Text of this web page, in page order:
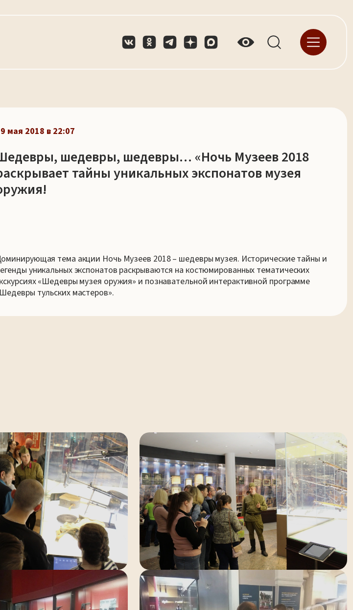
мая 2018 в 22:07
шедевры, шедевры… «Ночь Музеев 2018
тайны уникальных экспонатов музея
тема акции Ночь Музеев 2018 – шедевры музея. Исторические тайны и
уникальных экспонатов раскрываются на костюмированных тематических
«Шедевры музея оружия» и познавательной интерактивной программе
тульских мастеров».